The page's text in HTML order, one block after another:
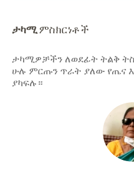
ታካሚምስክርነቶች
ታካሚዎቻችን ለወደፊት ትልቅ
ሁሉ ምርጡን ጥራት ያለው የጤና
ያካፍሉ።